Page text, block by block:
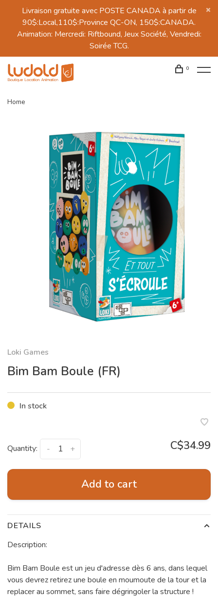
Livraison gratuite avec POSTE CANADA à partir de
90$:Local,110$:Province QC-ON, 150$:CANADA.
Animation: Mercredi: Riftbound, Jeux Société, Vendredi:
Soirée TCG.
0
Home
Loki Games
Bim Bam Boule (FR)
In stock
Quantity: +
- C$34.99
Add to cart
DETAILS
Description:
Bim Bam Boule est un jeu d'adresse dès 6 ans, dans lequel
vous devrez retirez une boule en moumoute de la tour et la
replacer au sommet, sans faire dégringoler la structure !